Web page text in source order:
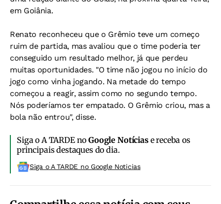
em Goiânia.
Renato reconheceu que o Grêmio teve um começo
ruim de partida, mas avaliou que o time poderia ter
conseguido um resultado melhor, já que perdeu
muitas oportunidades. "O time não jogou no início do
jogo como vinha jogando. Na metade do tempo
começou a reagir, assim como no segundo tempo.
Nós poderíamos ter empatado. O Grêmio criou, mas a
bola não entrou", disse.
Siga o A TARDE noGoogle Notíciase receba os
principais destaques do dia.
Siga o A TARDE no Google Noticias